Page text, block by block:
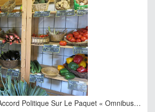
Politique Sur Le Paquet « Omnibus…